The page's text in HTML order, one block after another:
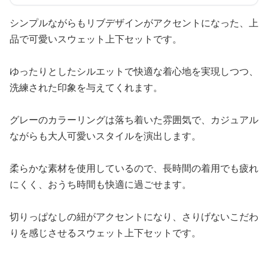
シンプルながらもリブデザインがアクセントになった、上
品で可愛いスウェット上下セットです。
ゆったりとしたシルエットで快適な着心地を実現しつつ、
洗練された印象を与えてくれます。
グレーのカラーリングは落ち着いた雰囲気で、カジュアル
ながらも大人可愛いスタイルを演出します。
柔らかな素材を使用しているので、長時間の着用でも疲れ
にくく、おうち時間も快適に過ごせます。
切りっぱなしの紐がアクセントになり、さりげないこだわ
りを感じさせるスウェット上下セットです。